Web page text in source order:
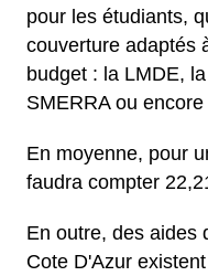
pour les étudiants,
couverture adaptés
budget : la LMDE,
SMERRA ou
En moyenne, pour
faudra compter
En outre, des aides
Cote D'Azur